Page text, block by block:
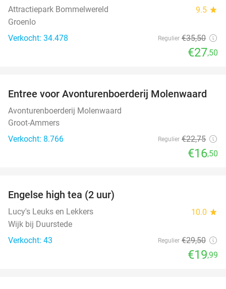
Attractiepark Bommelwereld 9.5 star
Groenlo
Verkocht: 34.478
Regulier €35,50
€27,50
27%
Entree voor Avonturenboerderij Molenwaard
Avonturenboerderij Molenwaard
Groot-Ammers
Verkocht: 8.766
Regulier €22,75
€16,50
Engelse high tea (2 uur)
Lucy's Leuks en Lekkers 10.0 star
Wijk bij Duurstede
Verkocht: 43
Regulier €29,50
€19,99